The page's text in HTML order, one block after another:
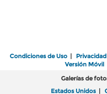
Condiciones de Uso | Privacidad
Versión Móvil
Galerías de
Estados Unidos |